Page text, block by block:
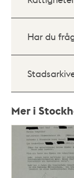
Har du
Mer i
Relaterade
poster
teman